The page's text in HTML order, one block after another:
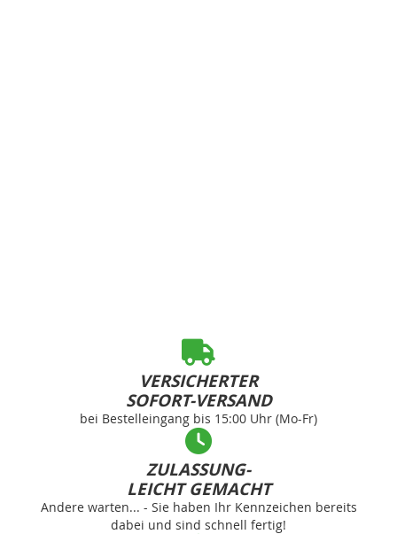
VERSICHERTER
SOFORT-VERSAND
bei Bestelleingang bis 15:00 Uhr (Mo-Fr)
ZULASSUNG-
LEICHT GEMACHT
Andere warten... - Sie haben Ihr Kennzeichen bereits
dabei und sind schnell fertig!